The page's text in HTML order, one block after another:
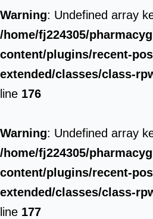
Warning: Undefined array
/home/fj224305/
content/plugins/recent-
extended/classes/class-
line 176
Warning: Undefined array
/home/fj224305/
content/plugins/recent-
extended/classes/class-
line 177